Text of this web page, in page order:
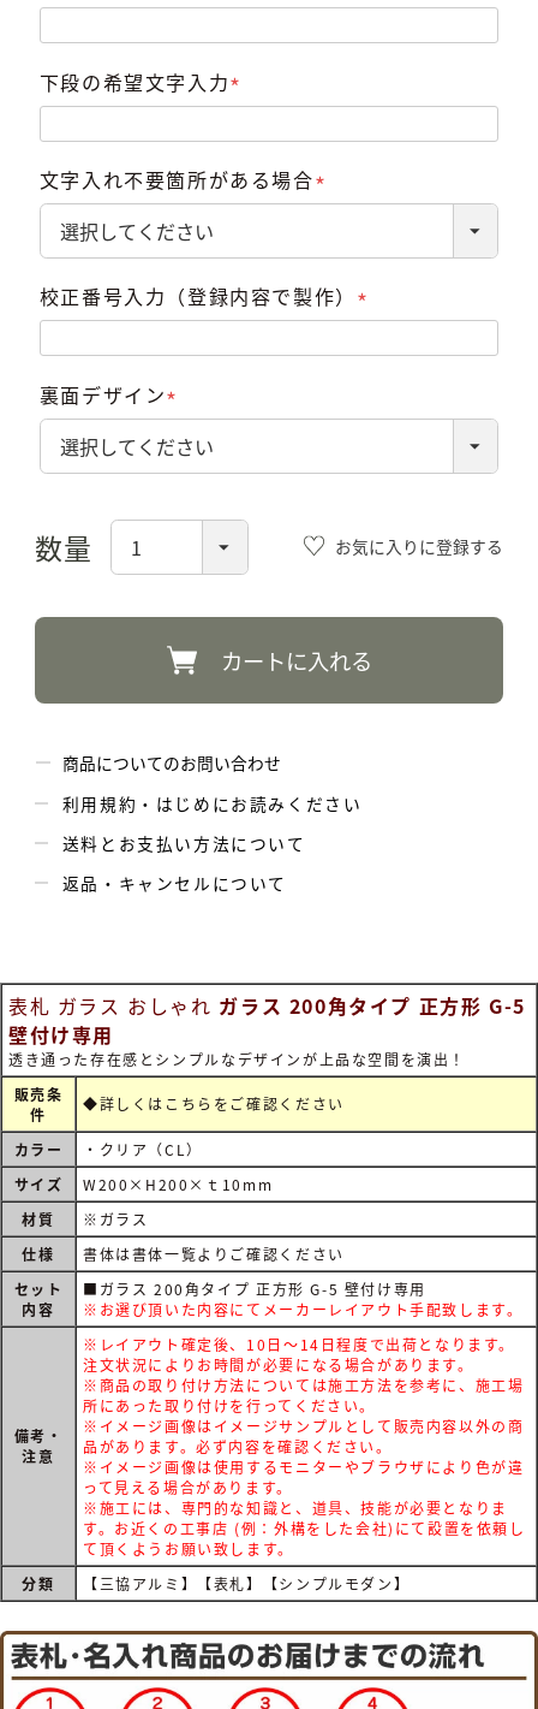
須)
下段の希望文字入力
須)
文字入れ不要箇所がある場合
校正番号入力（登録内容で製作）
須)
裏面デザイン
(必
須)
お気に入りに登録する
カートに入れる
商品についてのお問い合わせ
利用規約・はじめにお読みください
送料とお支払い方法について
返品・キャンセルについて
表札 ガラス おしゃれ ガラス 200角タイプ 正方形 G-5
壁付け専用
透き通った存在感とシンプルなデザインが上品な空間を演出！
販売条
件
◆詳しくは こちらをご確認ください
カラー
・クリア（CL）
サイズ
W200×H200×ｔ10mm
材質
※ガラス
仕様
書体は書体一覧よりご確認ください
セット
内容
■ガラス 200角タイプ 正方形 G-5 壁付け専用
※お選び頂いた内容にてメーカーレイアウト手配致します。
備考・
注意
※レイアウト確定後、10日～14日程度で出荷となります。
注文状況によりお時間が必要になる場合があります。
※商品の取り付け方法については施工方法を参考に、施工場
所にあった取り付けを行ってください。
※イメージ画像はイメージサンプルとして販売内容以外の商
品があります。必ず内容を確認ください。
※イメージ画像は使用するモニターやブラウザにより色が違
って見える場合があります。
※施工には、専門的な知識と、道具、技能が必要となりま
す。お近くの工事店 (例：外構をした会社)にて設置を依頼し
て頂くようお願い致します。
分類
【三協アルミ】【表札】【シンプルモダン】